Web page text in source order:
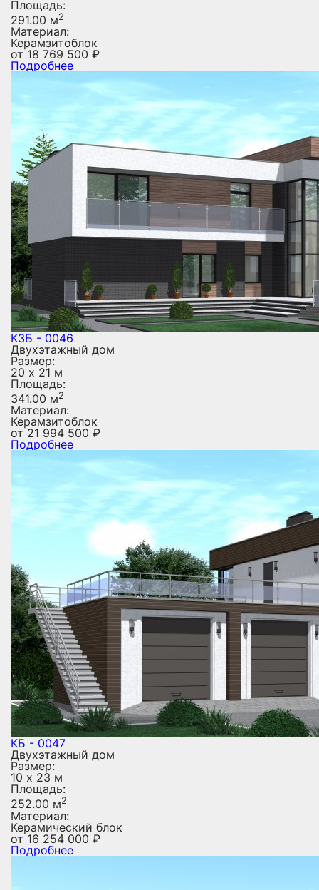
Площадь:
291.00 м2
Материал:
Керамзитоблок
от18 769 500 ₽
Подробнее
КЗБ - 0046
Двухэтажный дом
Размер:
20 х 21 м
Площадь:
341.00 м2
Материал:
Керамзитоблок
от21 994 500 ₽
Подробнее
КБ - 0047
Двухэтажный дом
Размер:
10 х 23 м
Площадь:
252.00 м2
Материал:
Керамический блок
от16 254 000 ₽
Подробнее